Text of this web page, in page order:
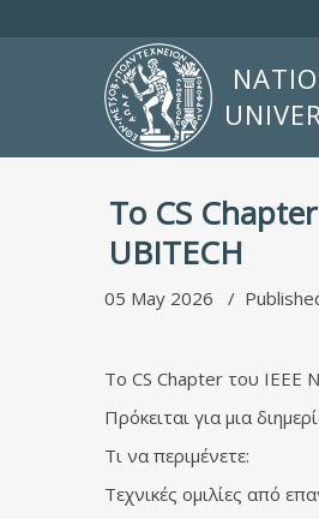
Το CS
UBITECH
05 May 2026
Το CS Chapter του IEEE
Πρόκειται για μια
Τι να περιμένετε:
Τεχνικές ομιλίες από